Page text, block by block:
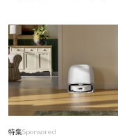
特集Sponsored